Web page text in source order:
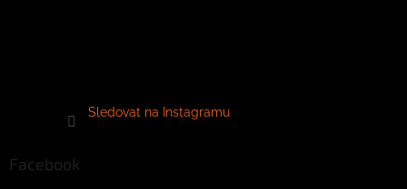
Sledovat na Instagramu
Facebook